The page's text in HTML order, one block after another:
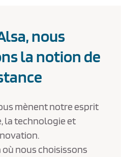
nous
la notion de
mènent notre esprit
la technologie et
où nous choisissons